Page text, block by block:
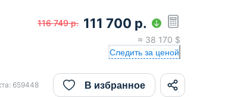
116 749 р. 111 700 р.
≈ 38 170 $
Следить за ценой
659448 В избранное